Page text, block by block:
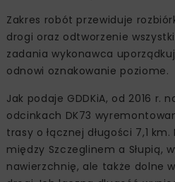
Zakres robót przewiduje
drogi oraz odtworzenie
zadania wykonawca
odnowi oznakowanie poziome.
Jak podaje GDDKiA, od 2016 r.
odcinkach DK73
trasy o łącznej długości 7,1
między Szczeglinem a Słupią,
nawierzchnię, ale także dolne